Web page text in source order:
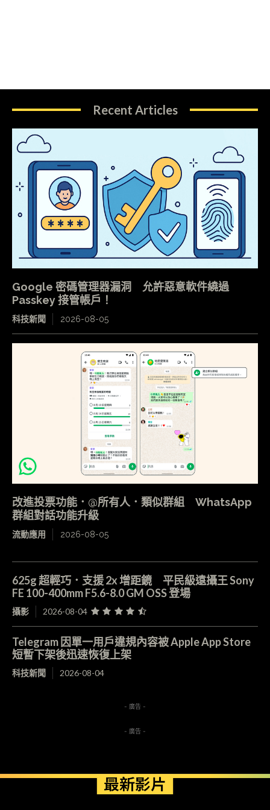
Recent Articles
Google 密碼管理器漏洞 允許惡意軟件繞過
Passkey 接管帳戶！
科技新聞 2026-08-05
改進投票功能．@所有人．類似群組 WhatsApp
群組對話功能升級
流動應用 2026-08-05
625g 超輕巧．支援 2x 增距鏡 平民級遠攝王 Sony
FE 100-400mm F5.6-8.0 GM OSS 登場
攝影 2026-08-04
Telegram 因單一用戶違規內容被 Apple App Store
短暫下架後迅速恢復上架
科技新聞 2026-08-04
- 廣告 -
- 廣告 -
最新影片